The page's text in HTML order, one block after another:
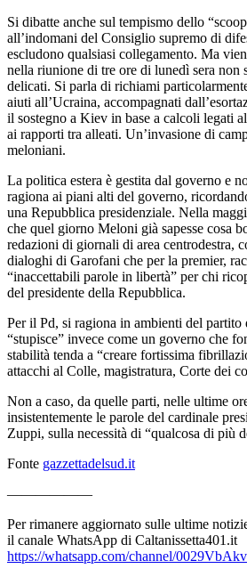
Si dibatte anche sul tempismo dello
all’indomani del Consiglio supremo di
escludono qualsiasi collegamento. Ma
nella riunione di tre ore di lunedì sera non
delicati. Si parla di richiami
aiuti all’Ucraina, accompagnati
il sostegno a Kiev in base a calcoli legati
ai rapporti tra alleati. Un’invasione di
meloniani.
La politica estera è gestita dal governo e
ragiona ai piani alti del governo,
una Repubblica presidenziale. Nella
che quel giorno Meloni già sapesse cosa
redazioni di giornali di area centrodestra,
dialoghi di Garofani che per la premier,
“inaccettabili parole in libertà” per chi
del presidente della Repubblica.
Per il Pd, si ragiona in ambienti del
“stupisce” invece come un governo che
stabilità tenda a “creare fortissima
attacchi al Colle, magistratura, Corte dei
Non a caso, da quelle parti, nelle ultime
insistentemente le parole del cardinale
Zuppi, sulla necessità di “qualcosa di più
Fonte gazzettadelsud.it
——————
Per rimanere aggiornato sulle ultime
il canale WhatsApp di Caltanissetta401.it
https://whatsapp.com/channel/